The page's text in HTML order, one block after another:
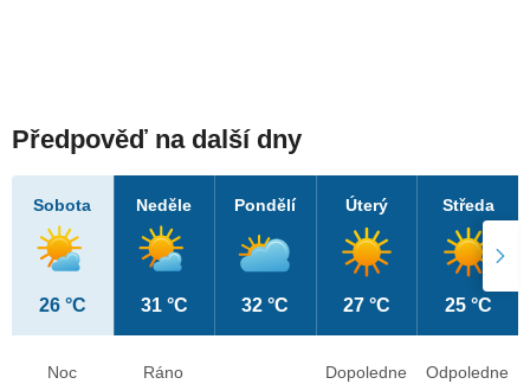
Předpověď na další dny
Sobota
26 °C
Neděle
31 °C
Pondělí
32 °C
Úterý
27 °C
Středa
25 °C
Noc
Ráno
Dopoledne
Odpoledne